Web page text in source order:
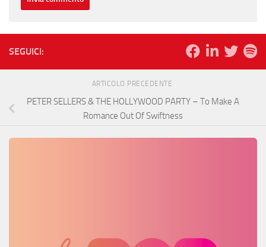
SEGUICI:
ARTICOLO PRECEDENTE
PETER SELLERS & THE HOLLYWOOD PARTY – To Make A
Romance Out Of Swiftness